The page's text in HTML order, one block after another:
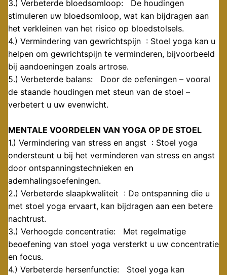
3.) Verbeterde bloedsomloop: De houdingen
stimuleren uw bloedsomloop, wat kan bijdragen aan
het verkleinen van het risico op bloedstolsels.
4.) Vermindering van gewrichtspijn : Stoel yoga kan u
helpen om gewrichtspijn te verminderen, bijvoorbeeld
bij aandoeningen zoals artrose.
5.) Verbeterde balans: Door de oefeningen – vooral
de staande houdingen met steun van de stoel –
verbetert u uw evenwicht.
MENTALE VOORDELEN VAN YOGA OP DE STOEL
1.) Vermindering van stress en angst : Stoel yoga
ondersteunt u bij het verminderen van stress en angst
door ontspanningstechnieken en
ademhalingsoefeningen.
2.) Verbeterde slaapkwaliteit : De ontspanning die u
met stoel yoga ervaart, kan bijdragen aan een betere
nachtrust.
3.) Verhoogde concentratie: Met regelmatige
beoefening van stoel yoga versterkt u uw concentratie
en focus.
4.) Verbeterde hersenfunctie: Stoel yoga kan